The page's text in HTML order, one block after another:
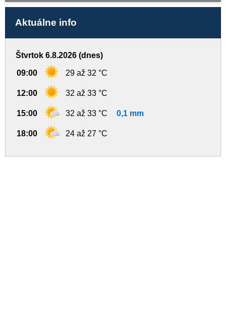
Aktuálne info
Štvrtok 6.8.2026 (dnes)
09:00 29 až 32 °C
12:00 32 až 33 °C
15:00 32 až 33 °C 0,1 mm
18:00 24 až 27 °C